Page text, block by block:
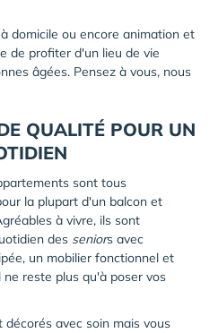
domicile ou encore animation et
de profiter d'un lieu de vie
âgées. Pensez à vous, nous
QUALITÉ POUR UN
sont tous
la plupart d'un balcon et
à vivre, ils sont
des seniors avec
un mobilier fonctionnel et
reste plus qu'à poser vos
avec soin mais vous